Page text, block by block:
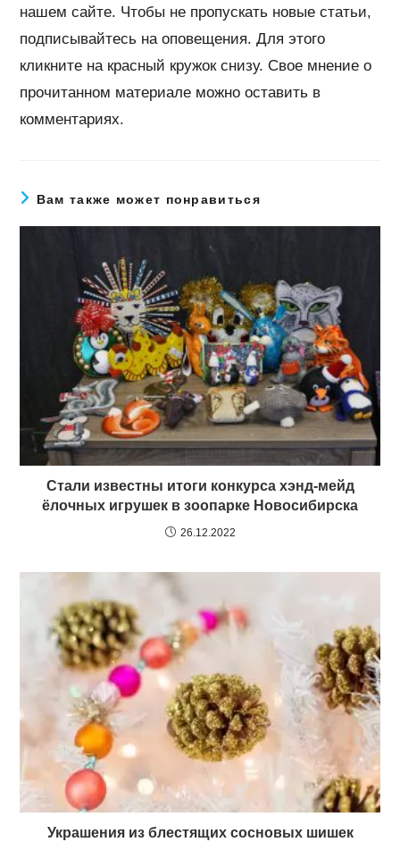
нашем сайте. Чтобы не пропускать новые статьи,
подписывайтесь на оповещения. Для этого
кликните на красный кружок снизу. Свое мнение о
прочитанном материале можно оставить в
комментариях.
Вам также может понравиться
Стали известны итоги конкурса хэнд-мейд
ёлочных игрушек в зоопарке Новосибирска
26.12.2022
Украшения из блестящих сосновых шишек